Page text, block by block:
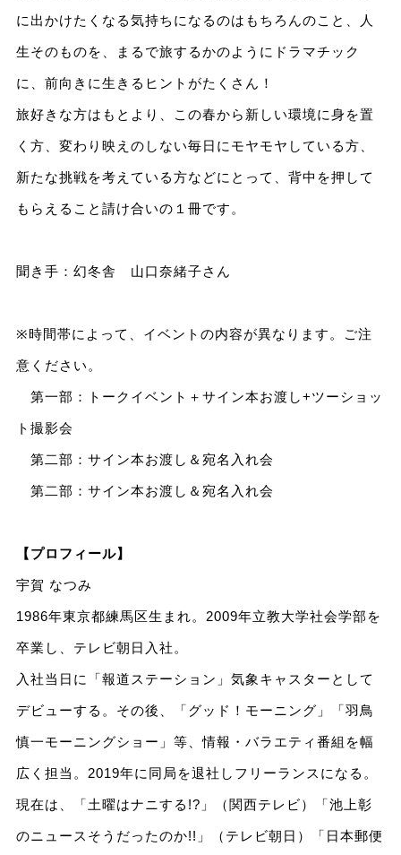
に出かけたくなる気持ちになるのはもちろんのこと、人
生そのものを、まるで旅するかのようにドラマチック
に、前向きに生きるヒントがたくさん！
旅好きな方はもとより、この春から新しい環境に身を置
く方、変わり映えのしない毎日にモヤモヤしている方、
新たな挑戦を考えている方などにとって、背中を押して
もらえること請け合いの１冊です。
聞き手：幻冬舎 山口奈緒子さん
※時間帯によって、イベントの内容が異なります。ご注
意ください。
第一部：トークイベント＋サイン本お渡し+ツーショッ
ト撮影会
第二部：サイン本お渡し＆宛名入れ会
第二部：サイン本お渡し＆宛名入れ会
【プロフィール】
宇賀 なつみ
1986年東京都練馬区生まれ。2009年立教大学社会学部を
卒業し、テレビ朝日入社。
入社当日に「報道ステーション」気象キャスターとして
デビューする。その後、「グッド！モーニング」「羽鳥
慎一モーニングショー」等、情報・バラエティ番組を幅
広く担当。2019年に同局を退社しフリーランスになる。
現在は、「土曜はナニする!?」（関西テレビ）「池上彰
のニュースそうだったのか!!」（テレビ朝日）「日本郵便